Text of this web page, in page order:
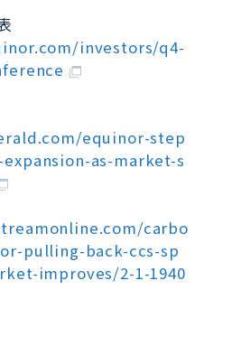
investors/q4-
equinor-step
as-market-s
carbo
pulling-back-ccs-sp
improves/2-1-1940